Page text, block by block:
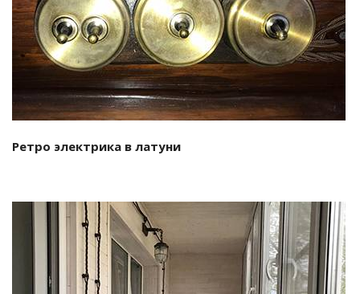
Смотреть проект
Ретро электрика в латуни